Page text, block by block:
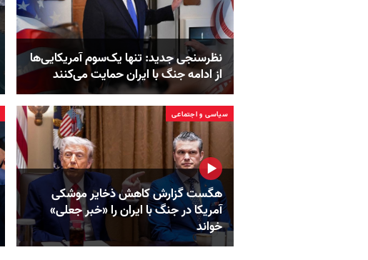
نظرسنجی جدید: تنها یک‌سوم آمریکایی‌ها
از ادامه جنگ با ایران حمایت می‌کنند
سیاسی و اجتماعی
هگست گزارش کاهش ذخایر موشکی
آمریکا در جنگ با ایران را «خبر جعلی»
خواند